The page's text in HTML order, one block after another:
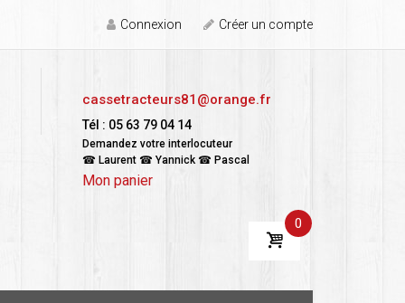
Connexion Créer un compte
cassetracteurs81@orange.fr
Tél : 05 63 79 04 14
Demandez votre interlocuteur
☎ Laurent ☎ Yannick ☎ Pascal
Mon panier
0